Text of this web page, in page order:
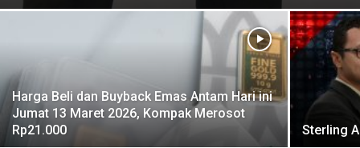
Harga Beli dan Buyback Emas Antam Hari ini
Jumat 13 Maret 2026, Kompak Merosot
Rp21.000
Sterling